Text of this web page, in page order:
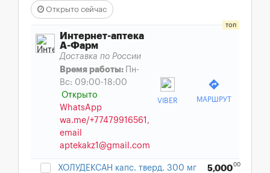
Открыто сейчас
Интернет-аптека
А-Фарм
Доставка по России
Время работы:
Пн-
Вс: 09:00-18:00
Открыто
WhatsApp
wa.me/+77479916561,
email
aptekakz1@gmail.com
VIBER
directions
МАРШРУТ
ХОЛУДЕКСАН капс. тверд. 300 мг
5,00000